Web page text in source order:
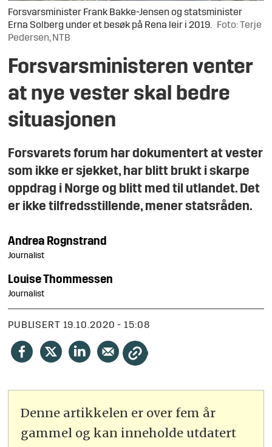
Forsvarsminister Frank Bakke-Jensen og statsminister
Erna Solberg under et besøk på Rena leir i 2019.
Foto: Terje
Pedersen, NTB
Forsvarsministeren venter
at nye vester skal bedre
situasjonen
Forsvarets forum har dokumentert at vester
som ikke er sjekket, har blitt brukt i skarpe
oppdrag i Norge og blitt med til utlandet. Det
er ikke tilfredsstillende, mener statsråden.
Andrea Rognstrand
Journalist
LouiseThommessen
Journalist
PUBLISERT 19.10.2020 - 15:08
Denne artikkelen er over fem år
gammel og kan inneholde utdatert